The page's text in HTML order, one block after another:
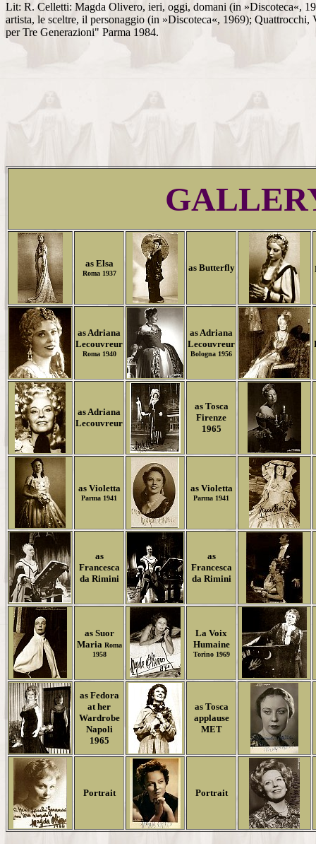
Lit: R. Celletti: Magda Olivero, ieri, oggi, domani (in »Discoteca«,
artista, le sceltre, il personaggio (in »Discoteca«, 1969);
per Tre Generazioni" Parma 1984.
as Elsa
Roma 1937
as Butterfly
as Adriana
Lecouvreur
Roma 1940
as Adriana
Lecouvreur
Bologna 1956
as Adriana
Lecouvreur
as Tosca
Firenze
1965
as Violetta
Parma 1941
as Violetta
Parma 1941
as
Francesca
da Rimini
as
Francesca
da Rimini
as Suor
Maria Roma
1958
La Voix
Humaine
Torino 1969
as Fedora
at her
Wardrobe
Napoli
1965
as Tosca
applause
MET
Portrait Portrait